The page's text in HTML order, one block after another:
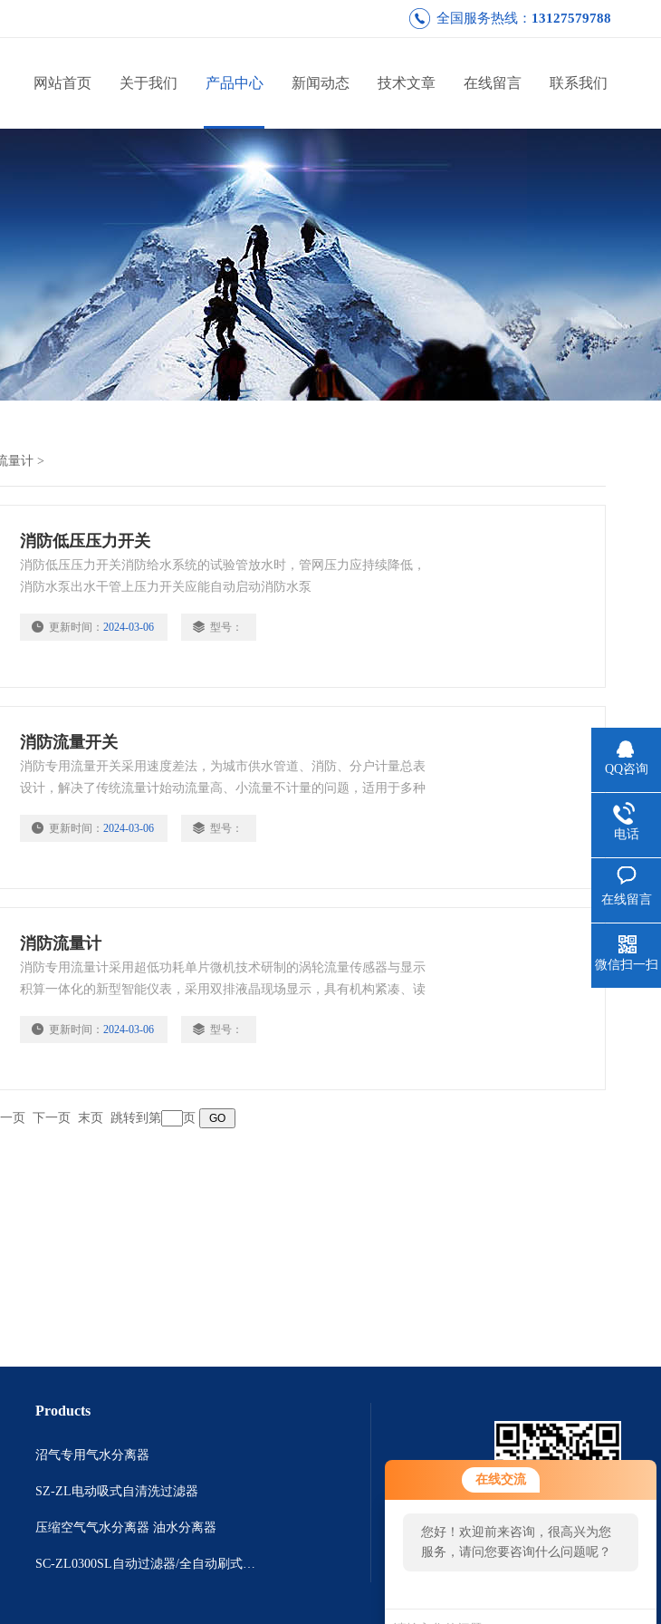
在线交流
您好！欢迎前来咨询，很高兴为您
服务，请问您要咨询什么问题呢？
全国服务热线： 13127579788
网站首页 关于我们 产品中心 新闻动态 技术文章 在线留言 联系我们
量计 >
消防低压压力开关
消防低压压力开关消防给水系统的试验管放水时，管网压力应持续降低，
消防水泵出水干管上压力开关应能自动启动消防水泵
更新时间： 2024-03-06 型号：
消防流量开关
消防专用流量开关采用速度差法，为城市供水管道、消防、分户计量总表
设计，解决了传统流量计始动流量高、小流量不计量的问题，适用于多种
更新时间： 2024-03-06 型号：
消防流量计
消防专用流量计采用超低功耗单片微机技术研制的涡轮流量传感器与显示
积算一体化的新型智能仪表，采用双排液晶现场显示，具有机构紧凑、读
点。 更新时间： 2024-03-06 型号：
页 下一页 末页 跳转到第 页
Products
沼气专用气水分离器
SZ-ZL电动吸式自清洗过滤器
压缩空气气水分离器 油水分离器
SC-ZL0300SL自动过滤器/全自动刷式除污器
QQ咨询
电话
在线留言
微信扫一扫